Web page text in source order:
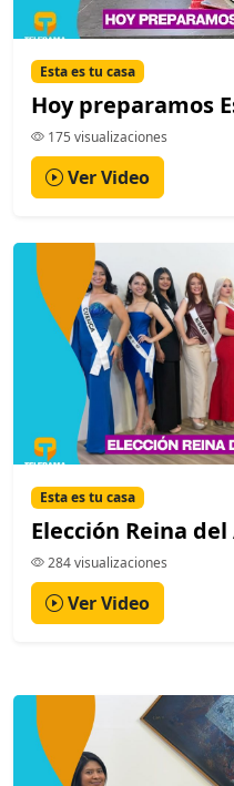
Esta es tu casa
Hoy preparamos
175 visualizaciones
Ver Video
Esta es tu casa
Elección Reina del
284 visualizaciones
Ver Video